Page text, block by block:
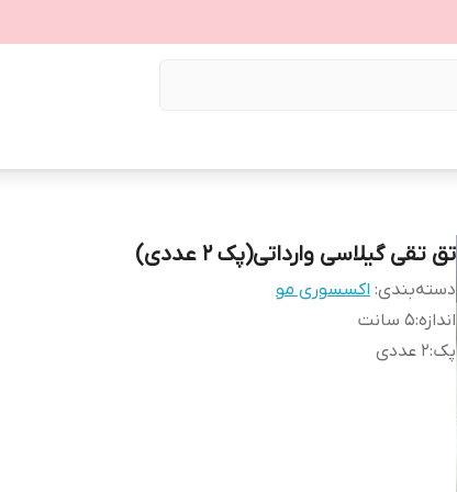
تق تقی گیلاسی وارداتی(پک 2 عددی)
دسته‌بندی: اکسسوری مو
اندازه:5 سانت
پک:2 عددی